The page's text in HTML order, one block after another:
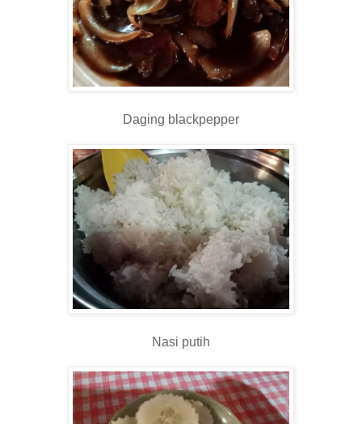
Daging blackpepper
Nasi putih